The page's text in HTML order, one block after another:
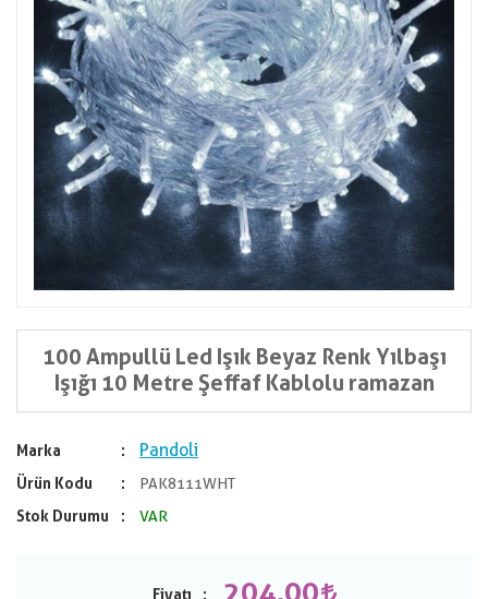
100 Ampullü Led Işık Beyaz Renk Yılbaşı
Işığı 10 Metre Şeffaf Kablolu ramazan
Marka Pandoli
Ürün Kodu
PAK8111WHT
Stok Durumu
VAR
Fiyatı